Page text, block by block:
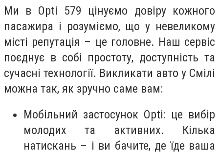
Ми в Opti 579 цінуємо довіру кожного
пасажира і розуміємо, що у невеликому
місті репутація – це головне. Наш сервіс
поєднує в собі простоту, доступність та
сучасні технології. Викликати авто у Смілі
можна так, як зручно саме вам:
Мобільний застосунок Opti: це вибір
молодих та активних. Кілька
натискань – і ви бачите, де їде ваша